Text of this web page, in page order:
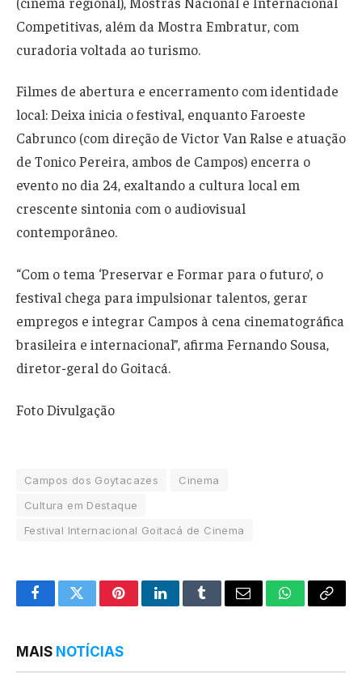
Competitivas, além da Mostra Embratur, com
curadoria voltada ao turismo.
Filmes de abertura e encerramento com identidade
local: Deixa inicia o festival, enquanto Faroeste
Cabrunco (com direção de Victor Van Ralse e atuação
de Tonico Pereira, ambos de Campos) encerra o
evento no dia 24, exaltando a cultura local em
crescente sintonia com o audiovisual
contemporâneo.
“Com o tema ‘Preservar e Formar para o futuro’, o
festival chega para impulsionar talentos, gerar
empregos e integrar Campos à cena cinematográfica
brasileira e internacional”, afirma Fernando Sousa,
diretor-geral do Goitacá.
Foto Divulgação
Campos dos Goytacazes
Cinema
Cultura em Destaque
Festival Internacional Goitacá de Cinema
FacebookTwitterPinterestLinkedInTumblrEmail WhatsApp
Copy
MAIS NOTÍCIAS